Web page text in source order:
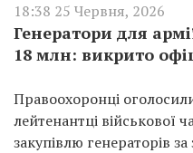
18:38 25 Червня, 2026
Генератори для
18 млн: викрито
Правоохоронці
лейтенантці військової
закупівлю генераторів